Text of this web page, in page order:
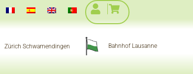
Zürich Schwamendingen Bahnhof Lausanne